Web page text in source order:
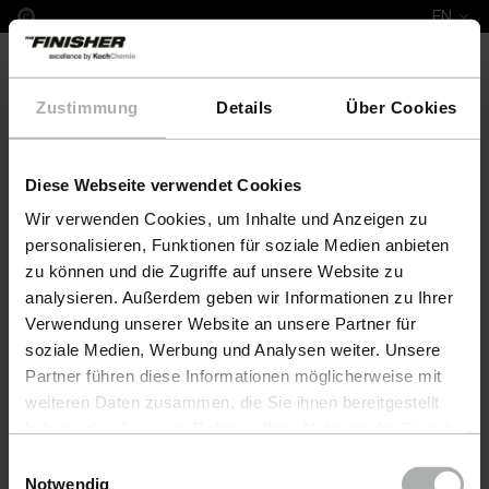
Zustimmung Details Über Cookies
Diese Webseite verwendet Cookies
Wir verwenden Cookies, um Inhalte und Anzeigen zu
personalisieren, Funktionen für soziale Medien anbieten
zu können und die Zugriffe auf unsere Website zu
analysieren. Außerdem geben wir Informationen zu Ihrer
Verwendung unserer Website an unsere Partner für
soziale Medien, Werbung und Analysen weiter. Unsere
Partner führen diese Informationen möglicherweise mit
weiteren Daten zusammen, die Sie ihnen bereitgestellt
Einstellungen zu den Cookies finden Sie unter
Notwendig
EN
Complete Leather Repair Set Mazda